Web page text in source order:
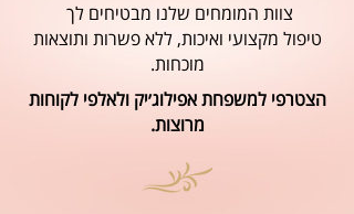
צוות המומחים שלנו מבטיחים לך
טיפול מקצועי ואיכות, ללא פשרות ותוצאות
מוכחות.
הצטרפי למשפחת אפילוג׳יק ולאלפי לקוחות
מרוצות.